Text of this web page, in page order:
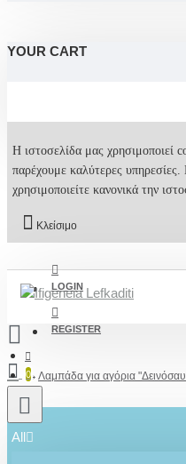
YOUR CART
Η ιστοσελίδα μας χρησιμοποιεί
παρέχουμε καλύτερες
χρησιμοποιείτε κανονικά την
Κλείσιμο
LOGIN
REGISTER
0
All
Λαμπάδα για αγόρια